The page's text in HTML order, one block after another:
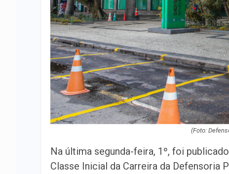
(Foto:
Na última segunda-feira, 1º, foi
Classe Inicial da Carreira da Defensoria